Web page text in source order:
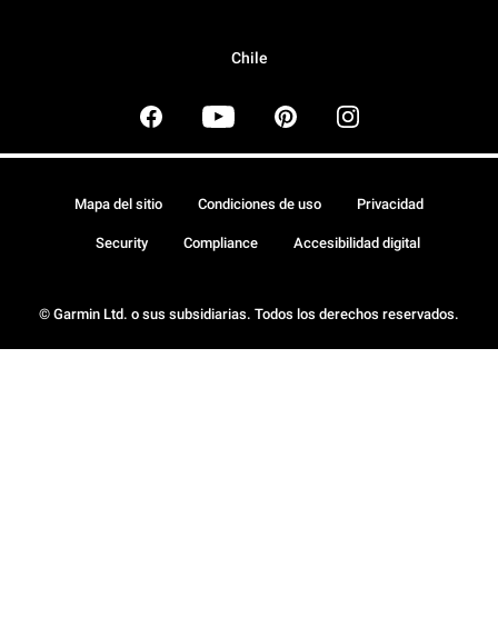
Chile
© Garmin Ltd. o sus subsidiarias. Todos los derechos reservados.
Mapa del sitio Condiciones de uso Privacidad
Security Compliance Accesibilidad digital